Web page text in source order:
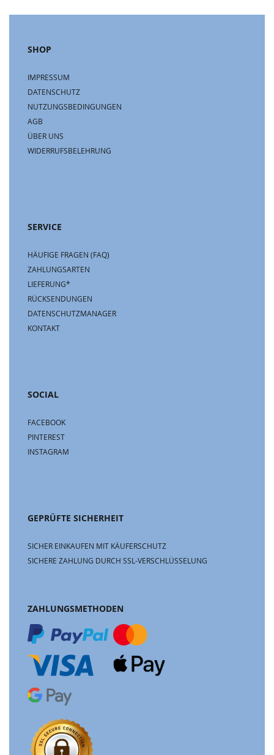
SHOP
IMPRESSUM
DATENSCHUTZ
NUTZUNGSBEDINGUNGEN
AGB
ÜBER UNS
WIDERRUFSBELEHRUNG
SERVICE
HÄUFIGE FRAGEN (FAQ)
ZAHLUNGSARTEN
LIEFERUNG*
RÜCKSENDUNGEN
DATENSCHUTZMANAGER
KONTAKT
SOCIAL
FACEBOOK
PINTEREST
INSTAGRAM
GEPRÜFTE SICHERHEIT
SICHER EINKAUFEN MIT KÄUFERSCHUTZ
SICHERE ZAHLUNG DURCH SSL-VERSCHLÜSSELUNG
ZAHLUNGSMETHODEN